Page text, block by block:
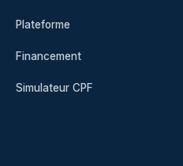
Plateforme
Financement
Simulateur CPF